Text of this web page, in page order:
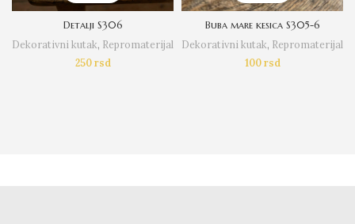
Detalji S306
Dekorativni kutak, Repromaterijal
250rsd
Buba mare kesica S305-6
Dekorativni kutak, Repromaterijal
100rsd